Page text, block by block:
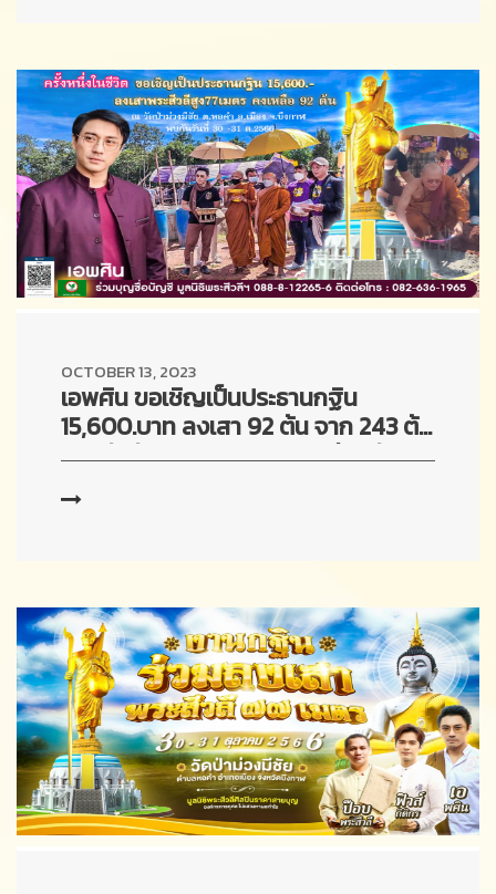
OCTOBER 13, 2023
เอพศิน ขอเชิญเป็นประธานกฐิน
15,600.บาท ลงเสา 92 ต้น จาก 243 ต้น
พระสีวลีสูง77เมตร ณ วัดป่าม่วงมีชัย
2566